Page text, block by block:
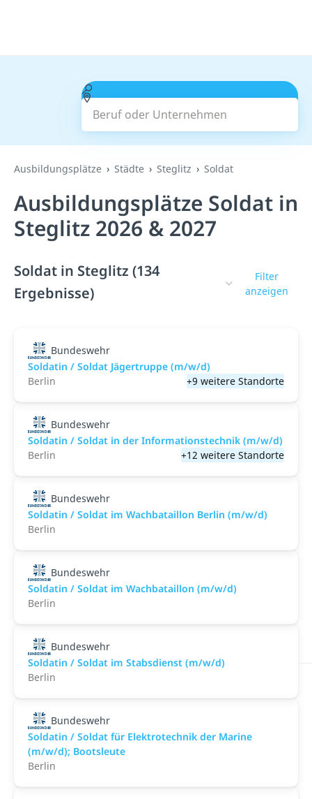
Beruf oder Unternehmen
Suchen
Ausbildungsplätze Städte Steglitz Soldat
Ausbildungsplätze Soldat in
Steglitz 2026 & 2027
Soldat in Steglitz (134
Ergebnisse)
Filter
anzeigen
Bundeswehr
Soldatin / Soldat Jägertruppe (m/w/d)
Berlin
+9 weitere Standorte
Bundeswehr
Soldatin / Soldat in der Infor­mations­technik (m/w/d)
Berlin
+12 weitere Standorte
Bundeswehr
Soldatin / Soldat im Wachbataillon Berlin (m/w/d)
Berlin
Bundeswehr
Soldatin / Soldat im Wachbataillon (m/w/d)
Berlin
Bundeswehr
Soldatin / Soldat im Stabs­dienst (m/w/d)
Berlin
Bundeswehr
Soldatin / Soldat für Elektro­technik der Marine
(m/w/d); Bootsleute
Berlin